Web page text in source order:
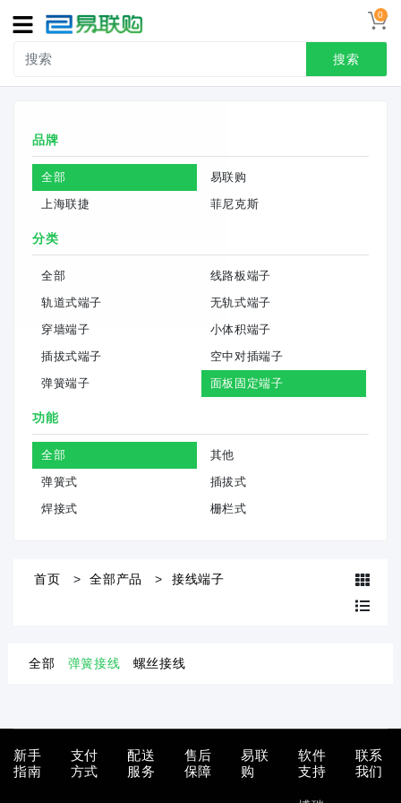
0
搜索
导
航
接线端子
冷压端头
品牌
全部
易联购
上海联捷
菲尼克斯
分类
全部
线路板端子
轨道式端子
无轨式端子
穿墙端子
小体积端子
插拔式端子
空中对插端子
弹簧端子
面板固定端子
功能
全部
其他
弹簧式
插拔式
焊接式
栅栏式
首页 全部产品 接线端子
全部 弹簧接线 螺丝接线
新手
指南
支付
方式
配送
服务
售后
保障
易联
购
软件
支持
联系
我们